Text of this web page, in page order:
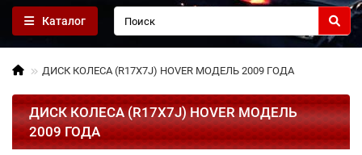
Каталог
ДИСК КОЛЕСА (R17Х7J) HOVER МОДЕЛЬ 2009 ГОДА
ДИСК КОЛЕСА (R17Х7J) HOVER МОДЕЛЬ
2009 ГОДА